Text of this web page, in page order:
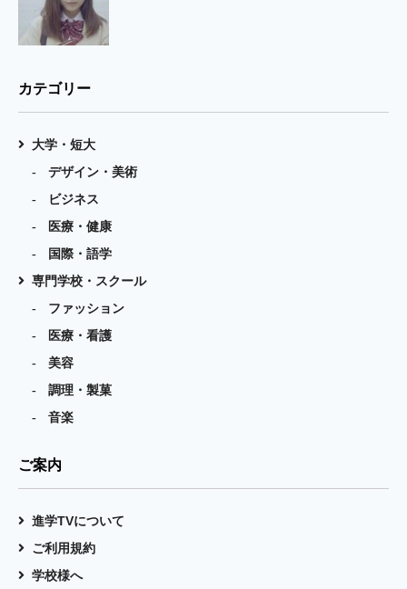
カテゴリー
大学・短大
デザイン・美術
ビジネス
医療・健康
国際・語学
専門学校・スクール
ファッション
医療・看護
美容
調理・製菓
音楽
ご案内
進学TVについて
ご利用規約
学校様へ